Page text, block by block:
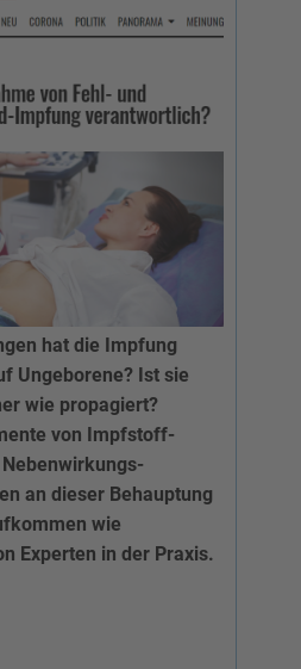
hat die Impfung
Ungeborene? Ist sie
wie propagiert?
von Impfstoff-
an dieser Behauptung
wie
Experten in der Praxis.